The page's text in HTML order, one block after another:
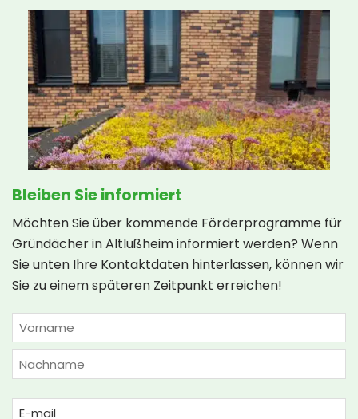
Bleiben Sie informiert
Möchten Sie über kommende Förderprogramme für
Gründächer in Altlußheim informiert werden? Wenn
Sie unten Ihre Kontaktdaten hinterlassen, können wir
Sie zu einem späteren Zeitpunkt erreichen!
NAME
(ERFORDERLICH)
Vorname
Email